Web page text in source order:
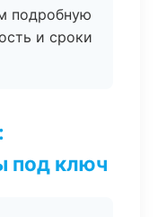
подробную
и сроки
под ключ